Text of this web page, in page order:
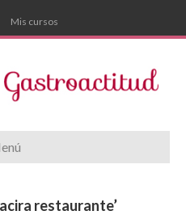
Mis cursos
restaurante’